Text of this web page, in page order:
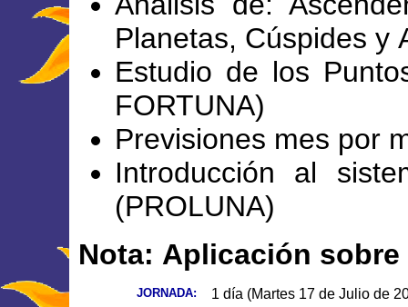
Planetas, Cúspides
Estudio de los
FORTUNA)
Previsiones mes por
Introducción al
(PROLUNA)
Nota: Aplicación sobre
JORNADA: 1 día (Martes 17 de Julio de